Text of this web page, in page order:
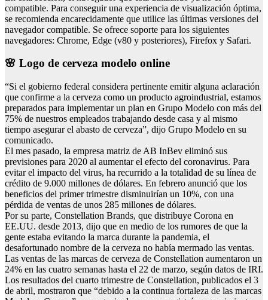
compatible. Para conseguir una experiencia de visualización óptima,
se recomienda encarecidamente que utilice las últimas versiones del
navegador compatible. Se ofrece soporte para los siguientes
navegadores: Chrome, Edge (v80 y posteriores), Firefox y Safari.
🌸 Logo de cerveza modelo online
“Si el gobierno federal considera pertinente emitir alguna aclaración
que confirme a la cerveza como un producto agroindustrial, estamos
preparados para implementar un plan en Grupo Modelo con más del
75% de nuestros empleados trabajando desde casa y al mismo
tiempo asegurar el abasto de cerveza”, dijo Grupo Modelo en su
comunicado.
El mes pasado, la empresa matriz de AB InBev eliminó sus
previsiones para 2020 al aumentar el efecto del coronavirus. Para
evitar el impacto del virus, ha recurrido a la totalidad de su línea de
crédito de 9.000 millones de dólares. En febrero anunció que los
beneficios del primer trimestre disminuirían un 10%, con una
pérdida de ventas de unos 285 millones de dólares.
Por su parte, Constellation Brands, que distribuye Corona en
EE.UU. desde 2013, dijo que en medio de los rumores de que la
gente estaba evitando la marca durante la pandemia, el
desafortunado nombre de la cerveza no había mermado las ventas.
Las ventas de las marcas de cerveza de Constellation aumentaron un
24% en las cuatro semanas hasta el 22 de marzo, según datos de IRI.
Los resultados del cuarto trimestre de Constellation, publicados el 3
de abril, mostraron que “debido a la continua fortaleza de las marcas